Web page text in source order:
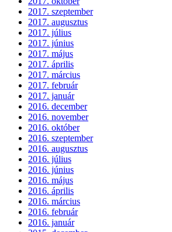
2017. szeptember
2017. augusztus
2017. július
2017. június
2017. május
2017. április
2017. március
2017. február
2017. január
2016. december
2016. november
2016. október
2016. szeptember
2016. augusztus
2016. július
2016. június
2016. május
2016. április
2016. március
2016. február
2016. január